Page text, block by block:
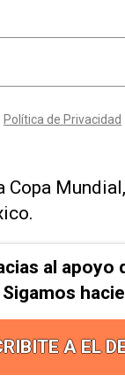
al apoyo
A EL